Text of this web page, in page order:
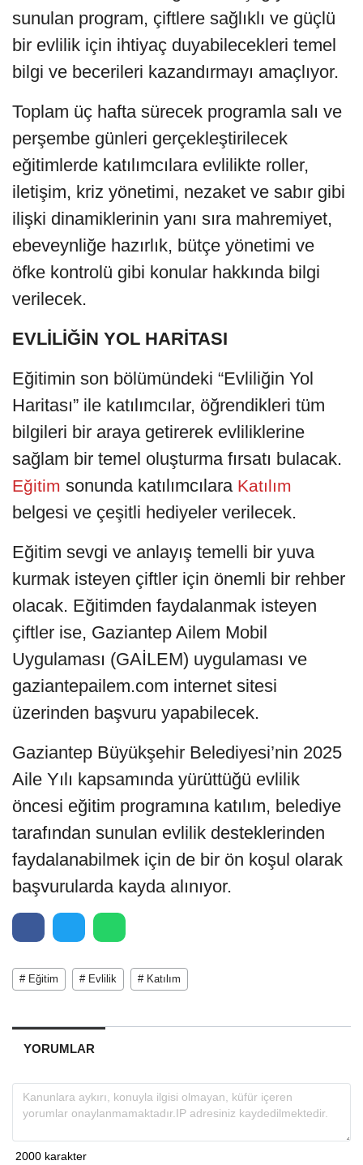
sunulan program, çiftlere sağlıklı ve güçlü
bir evlilik için ihtiyaç duyabilecekleri temel
bilgi ve becerileri kazandırmayı amaçlıyor.
Toplam üç hafta sürecek programla salı ve
perşembe günleri gerçekleştirilecek
eğitimlerde katılımcılara evlilikte roller,
iletişim, kriz yönetimi, nezaket ve sabır gibi
ilişki dinamiklerinin yanı sıra mahremiyet,
ebeveynliğe hazırlık, bütçe yönetimi ve
öfke kontrolü gibi konular hakkında bilgi
verilecek.
EVLİLİĞİN YOL HARİTASI
Eğitimin son bölümündeki “Evliliğin Yol
Haritası” ile katılımcılar, öğrendikleri tüm
bilgileri bir araya getirerek evliliklerine
sağlam bir temel oluşturma fırsatı bulacak.
Eğitim sonunda katılımcılara Katılım
belgesi ve çeşitli hediyeler verilecek.
Eğitim sevgi ve anlayış temelli bir yuva
kurmak isteyen çiftler için önemli bir rehber
olacak. Eğitimden faydalanmak isteyen
çiftler ise, Gaziantep Ailem Mobil
Uygulaması (GAİLEM) uygulaması ve
gaziantepailem.com internet sitesi
üzerinden başvuru yapabilecek.
Gaziantep Büyükşehir Belediyesi’nin 2025
Aile Yılı kapsamında yürüttüğü evlilik
öncesi eğitim programına katılım, belediye
tarafından sunulan evlilik desteklerinden
faydalanabilmek için de bir ön koşul olarak
başvurularda kayda alınıyor.
# Eğitim # Evlilik # Katılım
YORUMLAR